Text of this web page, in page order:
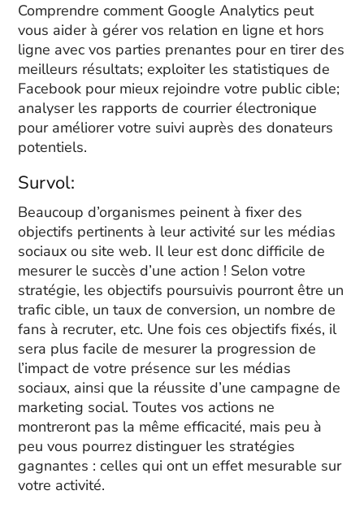
Comprendre comment Google Analytics peut
vous aider à gérer vos relation en ligne et hors
ligne avec vos parties prenantes pour en tirer des
meilleurs résultats; exploiter les statistiques de
Facebook pour mieux rejoindre votre public cible;
analyser les rapports de courrier électronique
pour améliorer votre suivi auprès des donateurs
potentiels.
Survol:
Beaucoup d’organismes peinent à fixer des
objectifs pertinents à leur activité sur les médias
sociaux ou site web. Il leur est donc difficile de
mesurer le succès d’une action ! Selon votre
stratégie, les objectifs poursuivis pourront être un
trafic cible, un taux de conversion, un nombre de
fans à recruter, etc. Une fois ces objectifs fixés, il
sera plus facile de mesurer la progression de
l’impact de votre présence sur les médias
sociaux, ainsi que la réussite d’une campagne de
marketing social. Toutes vos actions ne
montreront pas la même efficacité, mais peu à
peu vous pourrez distinguer les stratégies
gagnantes : celles qui ont un effet mesurable sur
votre activité.